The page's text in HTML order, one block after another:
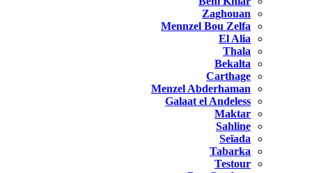
Zaghouan
Mennzel Bou Zelfa
El Alia
Thala
Bekalta
Carthage
Menzel Abderhaman
Galaat el Andeless
Maktar
Sahline
Seïada
Tabarka
Testour